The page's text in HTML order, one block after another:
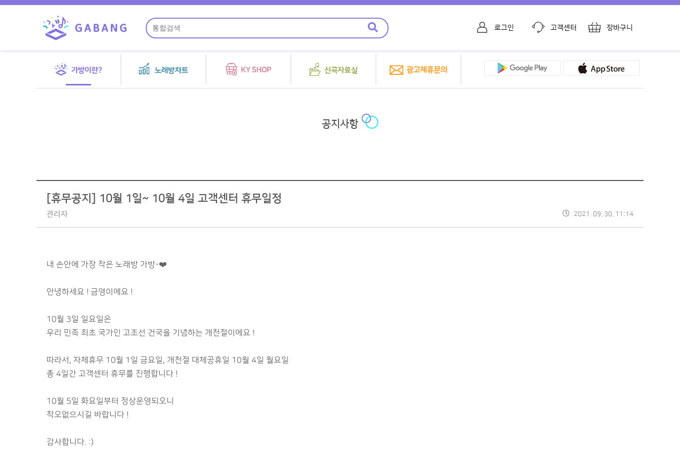
장바구니
고객센터
로그인
공지사항
[휴무공지] 10월 1일~ 10월 4일 고객센터 휴무일정
관리자 2021. 09. 30. 11:14
내 손안에 가장 작은 노래방 가방-❤️
안녕하세요 ! 금영이에요 !
10월 3일 일요일은
우리 민족 최초 국가인 고조선 건국을 기념하는 개천절이에요 !
따라서, 자체휴무 10월 1일 금요일, 개천절 대체공휴일 10월 4일 월요일
총 4일간 고객센터 휴무를 진행합니다 !
10월 5일 화요일부터 정상운영되오니
착오없으시길 바랍니다 !
감사합니다. :)